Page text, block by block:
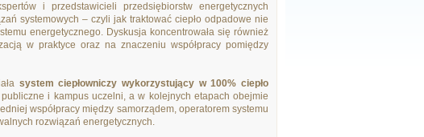
i przedstawicieli przedsiębiorstw energetycznych
systemowych – czyli jak traktować ciepło odpadowe nie
energetycznego. Dyskusja koncentrowała się również
w praktyce oraz na znaczeniu współpracy pomiędzy
system ciepłowniczy wykorzystujący w 100% ciepło
i kampus uczelni, a w kolejnych etapach obejmie
współpracy między samorządem, operatorem systemu
rozwiązań energetycznych.